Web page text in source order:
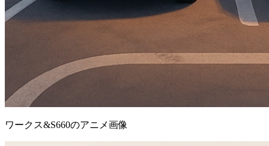
ワークス&S660のアニメ画像